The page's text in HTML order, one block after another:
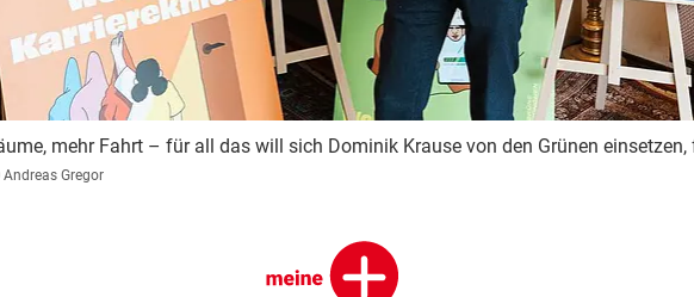
mehr Fahrt – für all das will sich Dominik Krause von den Grünen
Gregor